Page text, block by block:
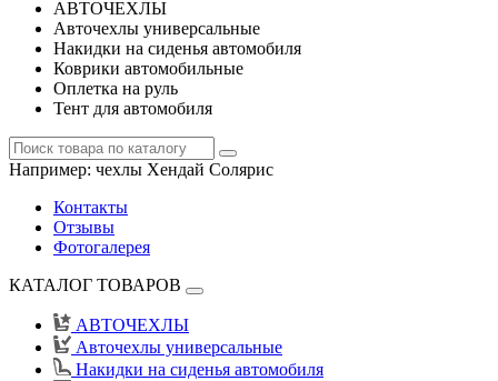
АВТОЧЕХЛЫ
Авточехлы универсальные
Накидки на сиденья автомобиля
Коврики автомобильные
Оплетка на руль
Тент для автомобиля
Например: чехлы Хендай Солярис
Контакты
Отзывы
Фотогалерея
КАТАЛОГ ТОВАРОВ
АВТОЧЕХЛЫ
Авточехлы универсальные
Накидки на сиденья автомобиля